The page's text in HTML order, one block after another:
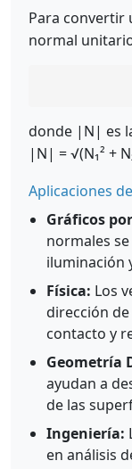
Para convertir
normal
donde |N| es
|N| = √(N₁² +
Aplicaciones
Gráficos
normales
iluminación
Física: Los
dirección
contacto y
Geometría
ayudan a
de las
Ingeniería:
en análisis